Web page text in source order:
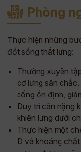
Phòng
Thực hiện những
đốt sống thắt lưng:
Thường xuyên
cơ lưng săn
sống ổn định,
Duy trì cân nặng
khiến lưng dưới
Thực hiện một
D và khoáng